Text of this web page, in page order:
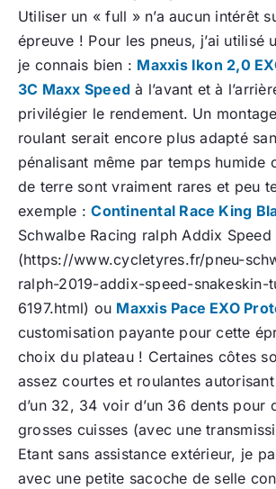
Utiliser un « full » n’a aucun intérêt
épreuve ! Pour les pneus, j’ai utilisé
je connais bien : Maxxis Ikon 2,0
3C Maxx Speed à l’avant et à
privilégier le rendement. Un
roulant serait encore plus adapté
pénalisant même par temps humide
de terre sont vraiment rares et peu
exemple :Continental Race King
Schwalbe Racing ralph Addix Speed
(https://www.cycletyres.fr/pneu-
ralph-2019-addix-speed-snakeskin-
6197.html) ou Maxxis Pace EXO
customisation payante pour cette
choix du plateau ! Certaines côtes
assez courtes et roulantes
d’un 32, 34 voir d’un 36 dents pour
grosses cuisses (avec une
Etant sans assistance extérieur, je
avec une petite sacoche de selle